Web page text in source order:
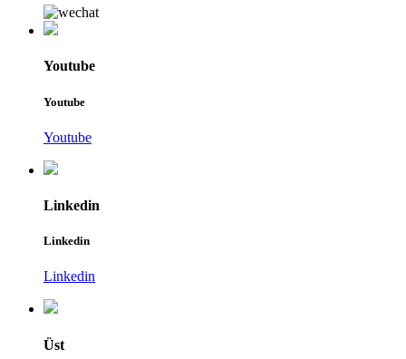
Youtube
Youtube
Youtube
Linkedin
Linkedin
Linkedin
Üst